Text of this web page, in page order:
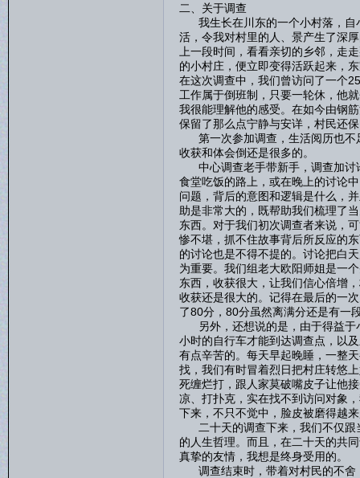
二、关于调查
我生长在川东的一个小村落，自
活，令我对村里的人、景产生了深
上一段时间，看看亲切的乡邻，走
的小村庄，便立即变得活跃起来，
在这次调查中，我们曾访问了一个
工作属于倒班制，只要一轮休，他
我很能理解他的感受。在如今由钢
保留了那么点宁静与安详，村民还
第一次参加调查，生活阅历也不
收获和体会倒还是很多的。
中心调查老手带新手，调查加讨
食堂吃饭的路上，或在晚上的讨论
问题，背后的意图和逻辑是什么，
助是非常大的，既帮助我们梳理了
东西。对于我们初次调查者来说，
惨不堪，抓不住故事背后所反应的
的讨论也是不得不提的。讨论把白
为重要。我们组老大欧阳师姐是一
东西，收获很大，让我们信心倍增
收获还是很大的。记得在最后的一
了80分，80分虽然离满分还是有一
另外，还想说的是，由于得益于
小时的自行车才能到达调查点，以
有点辛苦的。每天早起晚睡，一整
找，我们有时冒着烈日把村庄转悠
死缠烂打，跟人家莫破嘴皮子让他
凉、打扑克，实在找不到访问对象
下来，不只不觉中，脸皮被磨得越
二十天的调查下来，我们不仅跟
的人生哲理。而且，在二十天的共
真挚的友情，我想是终身受用的。
调查结束时，带着对村民的不舍